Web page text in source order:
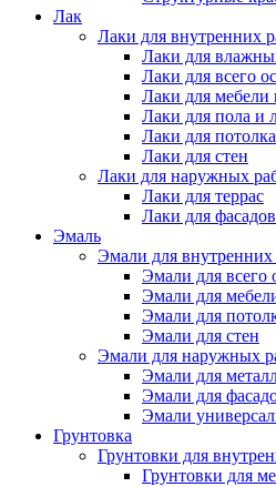
Лак
Лаки для внутренних
Лаки для
Лаки для всего
Лаки для мебели
Лаки для пола и
Лаки для потолка
Лаки для стен
Лаки для наружных
Лаки для террас
Лаки для фасадов
Эмаль
Эмали для внутренних
Эмали для всего
Эмали для
Эмали для
Эмали для стен
Эмали для наружных
Эмали для
Эмали для
Эмали
Грунтовка
Грунтовки для
Грунтовки для